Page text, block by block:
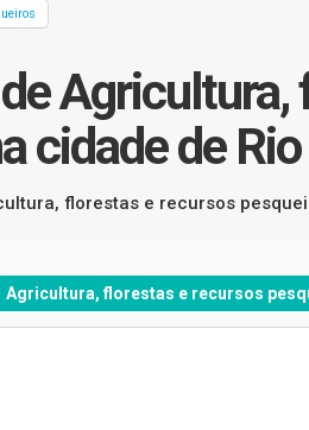
cidade de
florestas e recursos
Agricultura, florestas e recursos